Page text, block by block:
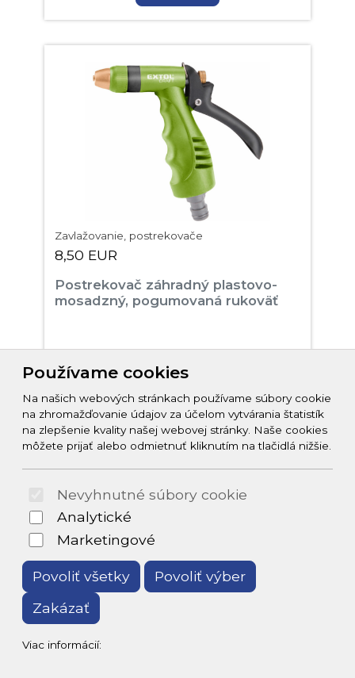
Zavlažovanie, postrekovače
8,50 EUR
Postrekovač záhradný plastovo-
mosadzný, pogumovaná rukoväť
Detail
Zavlažovanie, postrekovače
3,69 EUR
Používame cookies
Na našich webových stránkach používame súbory cookie
na zhromažďovanie údajov za účelom vytvárania štatistík
na zlepšenie kvality našej webovej stránky. Naše cookies
môžete prijať alebo odmietnuť kliknutím na tlačidlá nižšie.
Nevyhnutné súbory cookie
Analytické
Marketingové
Povoliť všetky
Povoliť výber
Zakázať
Viac informácií: